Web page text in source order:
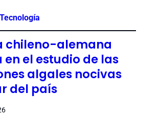
chileno-alemana
en el estudio de las
algales nocivas
del país